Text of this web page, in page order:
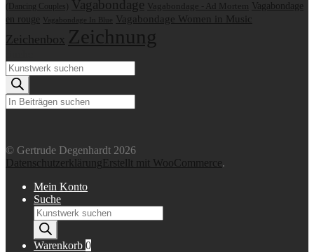
(Dancing Couples) Vagabondage Vagabondage - Ad Mortem Vagabondage
en rouge
Vagabondage In Blue Vagabondage Women in Music
Zeichenbox Zeichnung
Products
search
Suchen
© Gertrude Degenhardt 2026
Datenschutzerklärung Erstellt mit WooCommerce.
Mein Konto
Suche
Products
search
Warenkorb 0